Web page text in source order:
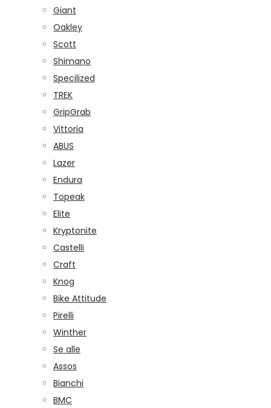
Giant
Oakley
Scott
Shimano
Specilized
TREK
GripGrab
Vittoria
ABUS
Lazer
Endura
Topeak
Elite
Kryptonite
Castelli
Craft
Knog
Bike Attitude
Pirelli
Winther
Se alle
Assos
Bianchi
BMC